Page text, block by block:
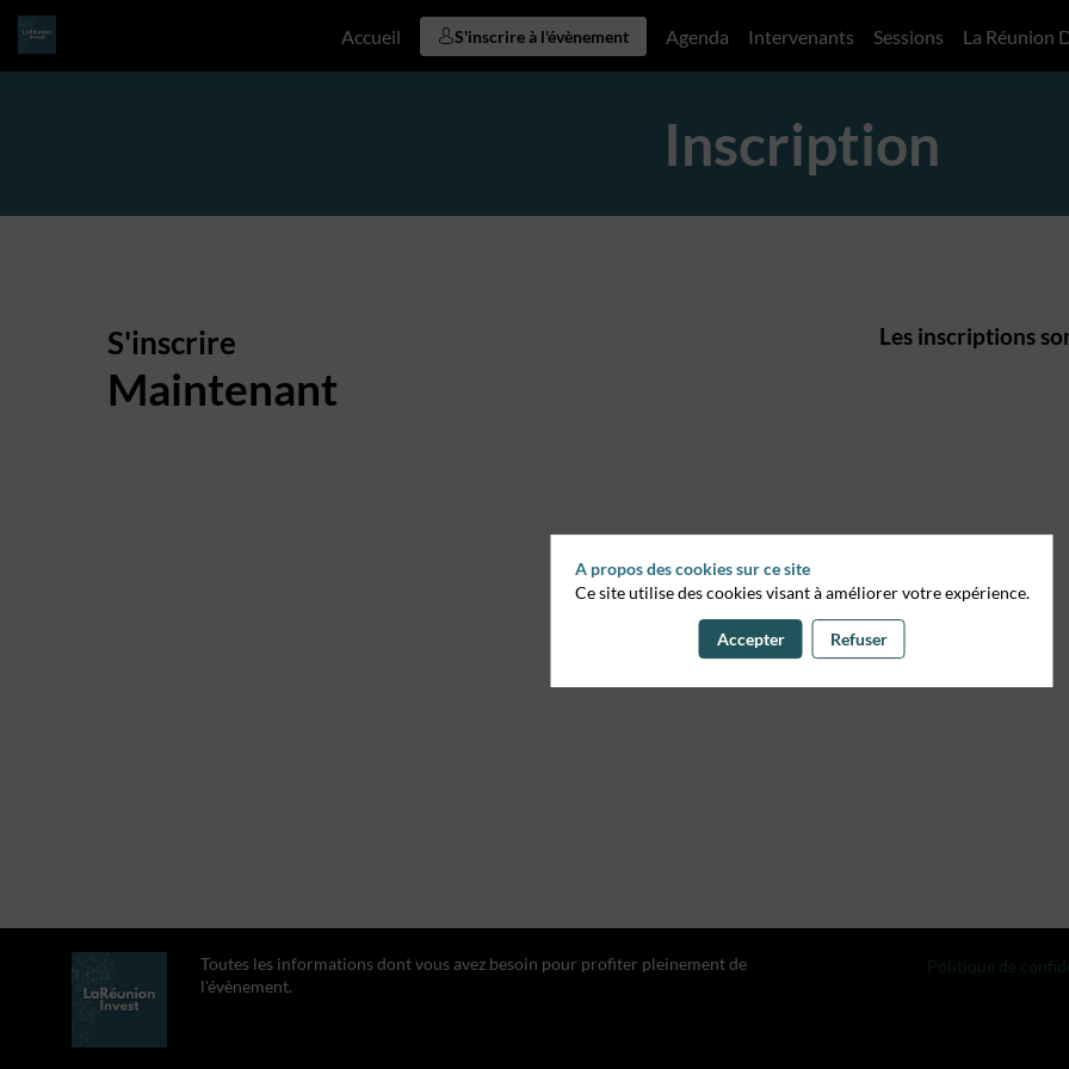
Accueil S'inscrire à l'évènement Agenda Intervenants Sessions La Réunion
Inscription
S'inscrire
Maintenant
Les inscriptions
Toutes les informations dont vous avez besoin pour profiter pleinement de
l'évènement.
Politique de
A propos des cookies sur ce site
Ce site utilise des cookies visant à améliorer votre expérience.
Accepter Refuser